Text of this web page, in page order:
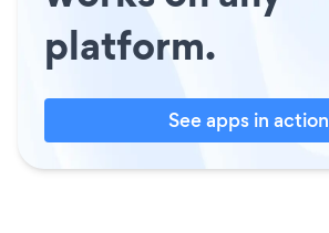
platform.
See apps in action